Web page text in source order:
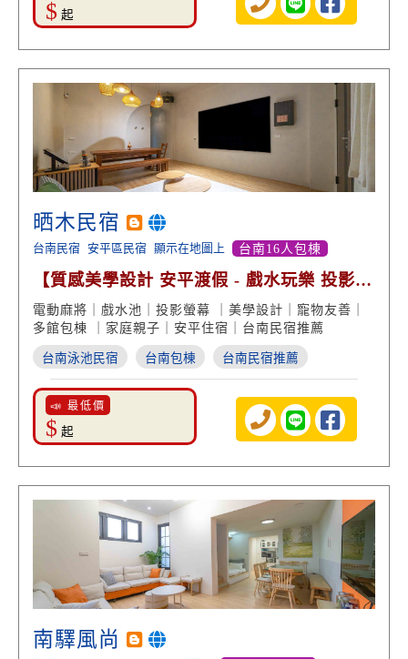
$ 起
晒木民宿
台南民宿 安平區民宿 顯示在地圖上 台南16人包棟
【質感美學設計 安平渡假 - 戲水玩樂 投影螢
幕 娛樂享受】
電動麻將｜戲水池｜投影螢幕 ｜美學設計｜寵物友善｜
多館包棟 ｜家庭親子｜安平住宿｜台南民宿推薦
台南泳池民宿 台南包棟 台南民宿推薦
📣 最低價
$ 起
南驛風尚